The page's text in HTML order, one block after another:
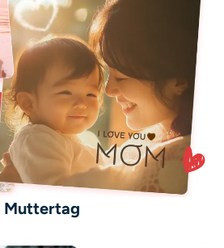
Muttertag